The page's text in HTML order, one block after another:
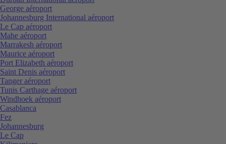
George aéroport
Johannesburg International aéroport
Le Cap aéroport
Mahe aéroport
Marrakesh aéroport
Maurice aéroport
Port Elizabeth aéroport
Saint Denis aéroport
Tanger aéroport
Tunis Carthage aéroport
Windhoek aéroport
Casablanca
Fez
Johannesburg
Le Cap